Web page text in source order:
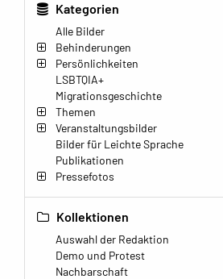
Kategorien
Alle Bilder
Behinderungen
Persönlichkeiten
LSBTQIA+
Migrationsgeschichte
Themen
Veranstaltungsbilder
Bilder für Leichte Sprache
Publikationen
Pressefotos
Kollektionen
Auswahl der Redaktion
Demo und Protest
Nachbarschaft